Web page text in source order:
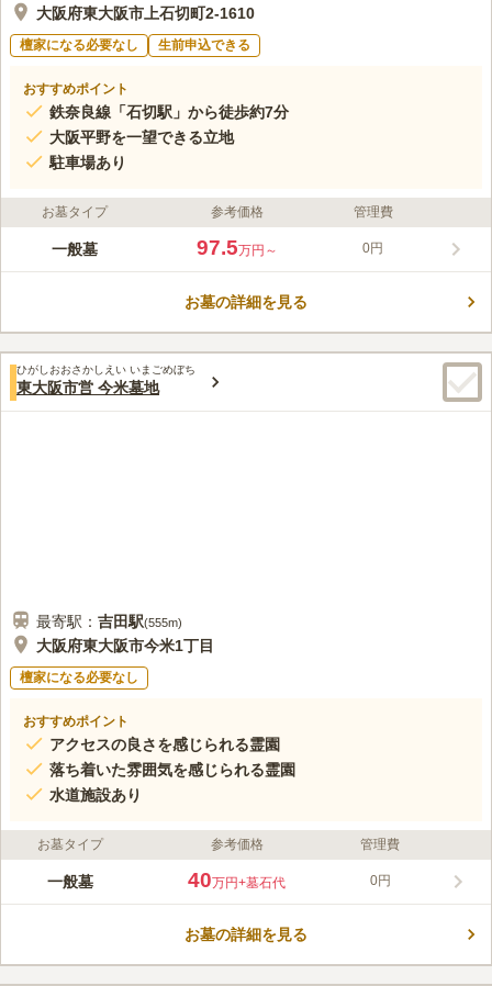
大阪府東大阪市上石切町2-1610
檀家になる必要なし 生前申込できる
おすすめポイント
鉄奈良線「石切駅」から徒歩約7分
大阪平野を一望できる立地
駐車場あり
お墓タイプ 参考価格 管理費
一般墓 97.5万円～ 0円
お墓の詳細を見る
ひがしおおさかしえい いまごめぼち
東大阪市営 今米墓地
最寄駅： 吉田駅(555m)
大阪府東大阪市今米1丁目
檀家になる必要なし
おすすめポイント
アクセスの良さを感じられる霊園
落ち着いた雰囲気を感じられる霊園
水道施設あり
お墓タイプ 参考価格 管理費
一般墓 40万円+墓石代 0円
お墓の詳細を見る